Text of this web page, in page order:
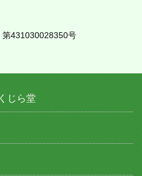
431030028350号
じら堂